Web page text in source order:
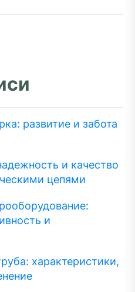
развитие и забота
и качество
цепями
и
характеристики,